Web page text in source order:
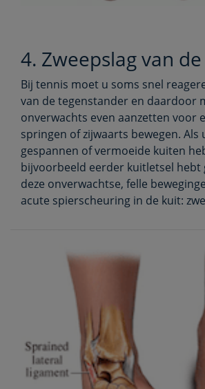
4. Zweepslag van
Bij tennis moet u soms snel
van de tegenstander en daardoor
onverwachts even aanzetten voor
springen of zijwaarts bewegen. Als
gespannen of vermoeide kuiten
bijvoorbeeld eerder kuitletsel hebt
deze onverwachtse, felle
acute spierscheuring in de kuit: